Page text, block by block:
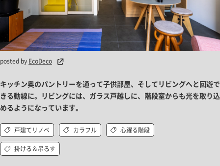
posted by EcoDeco
キッチン奥のパントリーを通って子供部屋、そしてリビングへと回遊で
きる動線に。リビングには、ガラス戸越しに、階段室からも光を取り込
めるようになっています。
戸建てリノベ カラフル 心躍る階段
掛ける＆吊るす